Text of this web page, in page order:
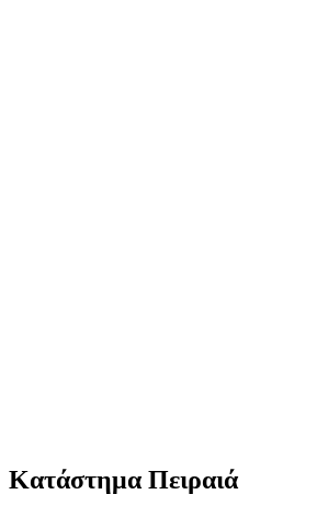
Κατάστημα Πειραιά